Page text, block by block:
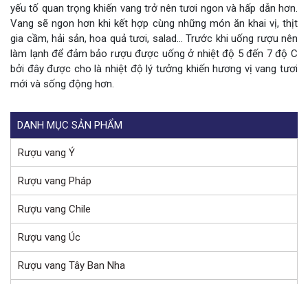
yếu tố quan trọng khiến vang trở nên tươi ngon và hấp dẫn hơn.
Vang sẽ ngon hơn khi kết hợp cùng những món ăn khai vị, thịt
gia cầm, hải sản, hoa quả tươi, salad… Trước khi uống rượu nên
làm lạnh để đảm bảo rượu được uống ở nhiệt độ 5 đến 7 độ C
bởi đây được cho là nhiệt độ lý tưởng khiến hương vị vang tươi
mới và sống động hơn.
DANH MỤC SẢN PHẨM
Rượu vang Ý
Rượu vang Pháp
Rượu vang Chile
Rượu vang Úc
Rượu vang Tây Ban Nha